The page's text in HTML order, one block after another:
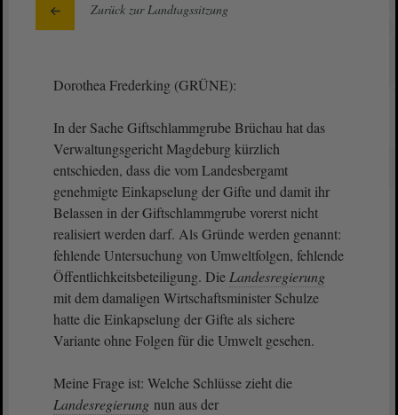
Zurück zur Landtagssitzung
Dorothea Frederking (GRÜNE):
In der Sache Giftschlammgrube Brüchau hat das
Verwaltungsgericht Magdeburg kürzlich
entschieden, dass die vom Landesbergamt
genehmigte Einkapselung der Gifte und damit ihr
Belassen in der Giftschlammgrube vorerst nicht
realisiert werden darf. Als Gründe werden genannt:
fehlende Untersuchung von Umweltfolgen, fehlende
Öffentlichkeitsbeteiligung. Die Landesregierung
mit dem damaligen Wirtschaftsminister Schulze
hatte die Einkapselung der Gifte als sichere
Variante ohne Folgen für die Umwelt gesehen.
Meine Frage ist: Welche Schlüsse zieht die
Landesregierung nun aus der